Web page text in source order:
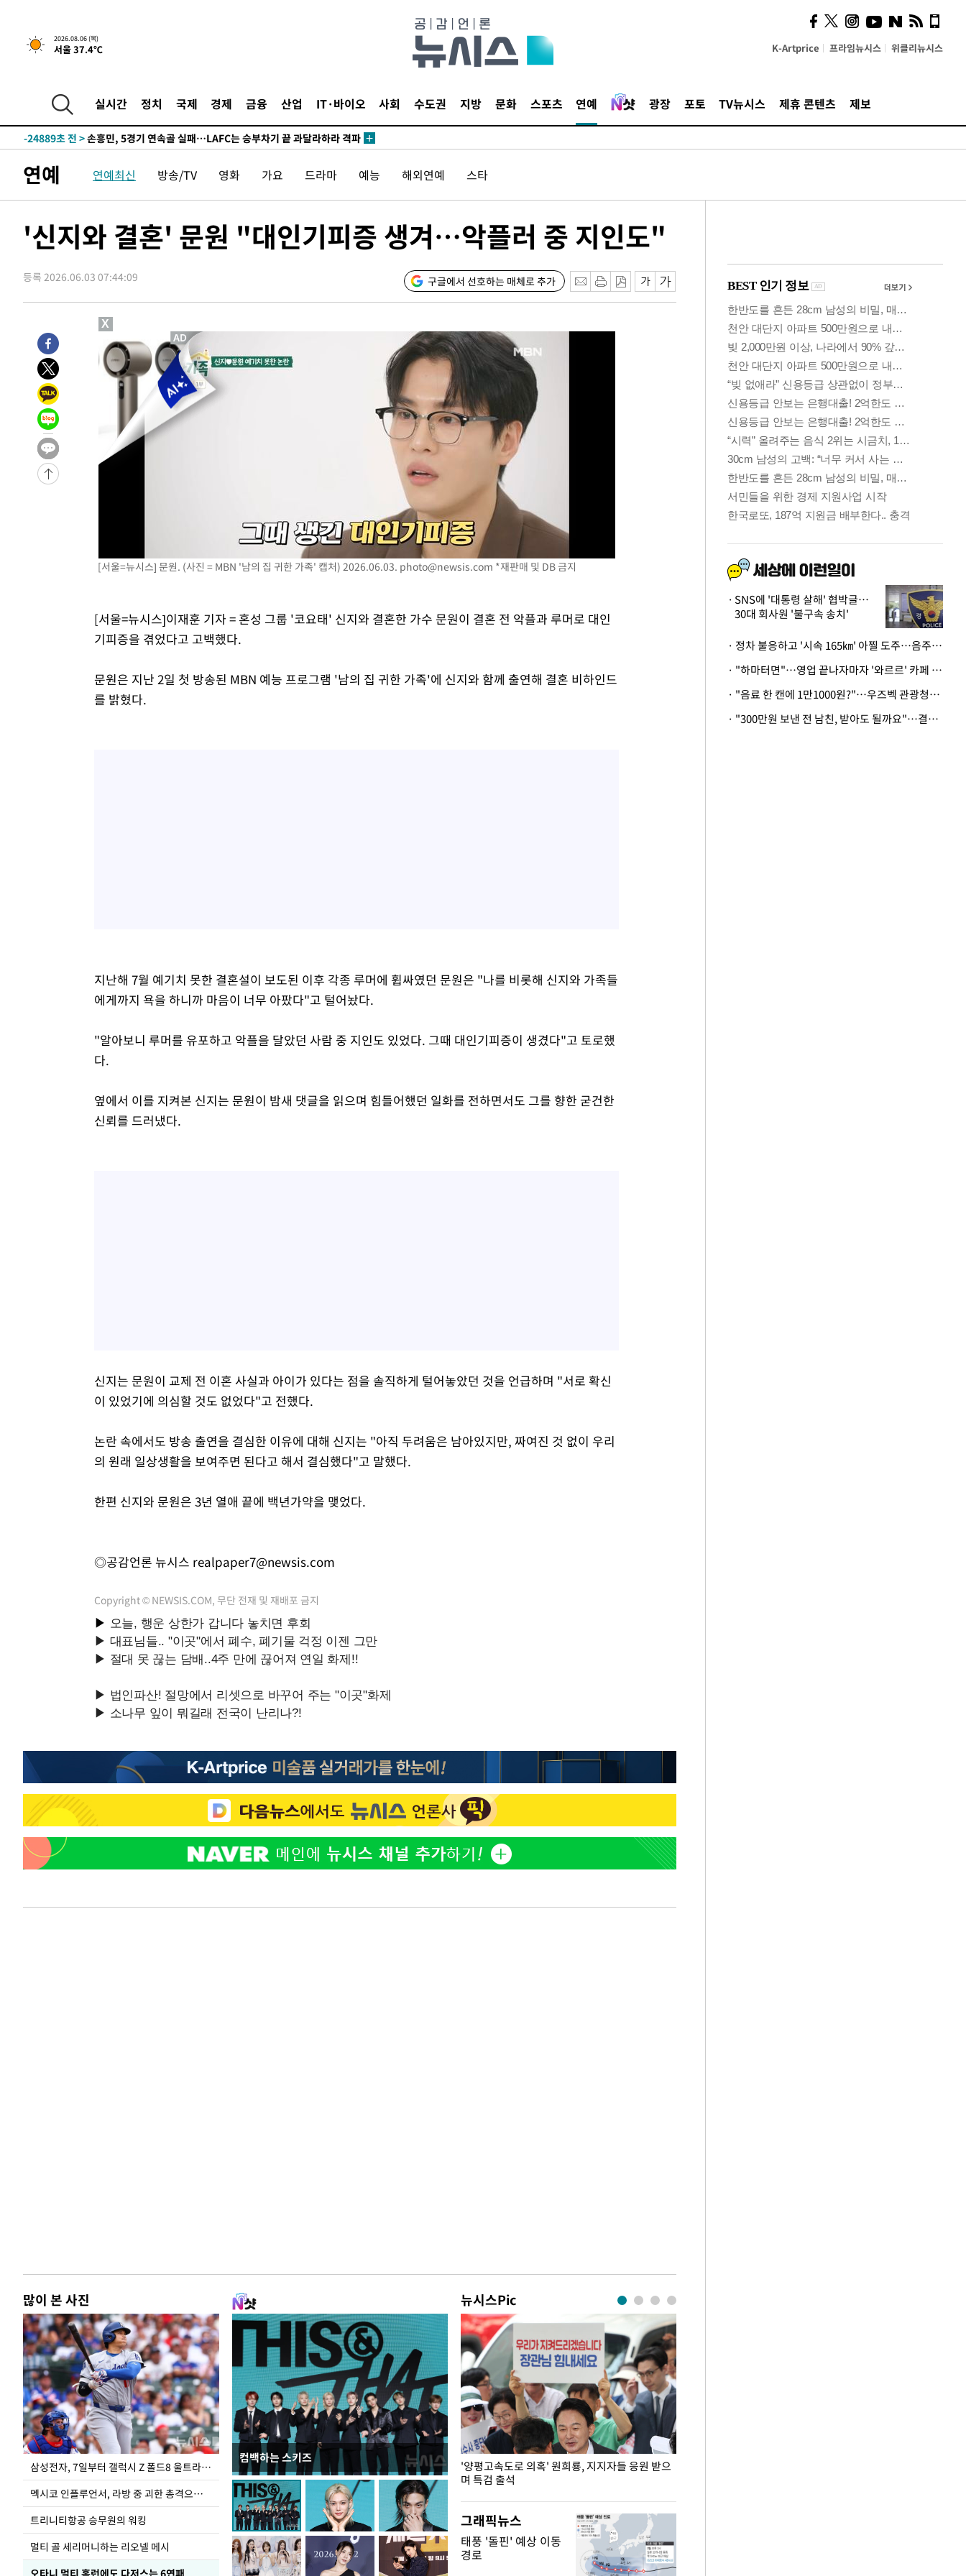
2026.08.06 (목)
서울 37.4℃ K-Artprice 프라임뉴시스 위클리뉴시스
실시간 정치 국제 경제 금융 산업 IT·바이오 사회 수도권 지방 문화 스포츠 연예 광장 포토 TV뉴시스 제휴 콘텐츠 제보
1시간 전 >[속보] 호르무즈 해협 이란-오만 협상 기대속 뉴욕증시 혼조 마감 다우
0.49%↑
-30450초 전 > [속보]코스닥, 800p 회복…0.26% 오른 801.67 마감
-30245초 전 >
[속보]원·달러 환율, 0.7원 내린 1423.8원 마감
-27844초 전 >
-24889초 전 >손흥민, 5경기 연속골 실패…LAFC는 승부차기 끝 과달라하라 격파
-17127초 전 >
트럼프, 한국계 진보 주지사 후보 맹공…"공산주의가 최대 위협"
-17105초 전 >"美간섭에 합의 지연"…트럼프, '이란 호르무즈 통제권' 수용할까
-12322초 전 >[속보]경찰, '홍명보 선임 논란' 대한축구협회·축구회관 등 압수수
상
-11502초 전 >[속보]코스피 매도사이드카 발동…4%대 급락
-10774초 전 >[속보]전남광주 초대 시민추천 부시장에 백승주·윤난실
서울 열대야 15일째 지속…비공식 '초열대야' 30도 넘어
-6902초 전 >
[속보]코스닥, 2.15포인트(0.27%) 내린 797.44 출발
-6885초 전 >
[속보]코스피, 119.51포인트(1.81%) 내린 6478.75 개장
-3332초 전 >
6월 경상수지 497.3억 달러…두 달 연속 사상 최대
-3283초 전 >
서울 낮 39도 '폭염중대경보'…40도 관측 가능성도
-645초 전 >
미 워싱턴주 스포캔 시의 통제불능 3개 산불, 방화선 일부 구축
1시간 전 >
[속보] 호르무즈 해협 이란-오만 협상 기대속 뉴욕증시 혼조 마감 다우
0.49%↑
-30470초 전 >
[속보]코스닥, 800p 회복…0.26% 오른 801.67 마감
-30400초 전 >
"여기 떨어졌다"…다누리, 스페이스X 로켓 달 충돌 흔적 포착
손흥민, 5경기 연속골 실패…LAFC는 승부차기 끝 과달라하라 격파
내일까지 39도 '펄펄'…기상청 "태풍 지나며 폭염 잠시 꺾인다"
[속보]산업장관 "李정부, 원전 반대 안해…안정 전력 위해 불가피"
[속보]경찰, '홍명보 선임 논란' 대한축구협회·축구회관 등 압수수
[속보]코스피 매도사이드카 발동…4%대 급락
[속보]전남광주 초대 시민추천 부시장에 백승주·윤난실
연예 연예최신 방송/TV 영화 가요 드라마 예능 해외연예 스타
'신지와 결혼' 문원 "대인기피증 생겨…악플러 중 지인도"
등록 2026.06.03 07:44:09 구글에서 선호하는 매체로 추가
[서울=뉴시스] 문원. (사진 = MBN '남의 집 귀한 가족' 캡처) 2026.06.03. photo@newsis.com *재판매 및 DB 금지
[서울=뉴시스]이재훈 기자 = 혼성 그룹 '코요태' 신지와 결혼한 가수 문원이 결혼 전 악플과 루머로 대인
기피증을 겪었다고 고백했다.
문원은 지난 2일 첫 방송된 MBN 예능 프로그램 '남의 집 귀한 가족'에 신지와 함께 출연해 결혼 비하인드
를 밝혔다.
지난해 7월 예기치 못한 결혼설이 보도된 이후 각종 루머에 휩싸였던 문원은 "나를 비롯해 신지와 가족들
에게까지 욕을 하니까 마음이 너무 아팠다"고 털어놨다.
"알아보니 루머를 유포하고 악플을 달았던 사람 중 지인도 있었다. 그때 대인기피증이 생겼다"고 토로했
다.
옆에서 이를 지켜본 신지는 문원이 밤새 댓글을 읽으며 힘들어했던 일화를 전하면서도 그를 향한 굳건한
신뢰를 드러냈다.
신지는 문원이 교제 전 이혼 사실과 아이가 있다는 점을 솔직하게 털어놓았던 것을 언급하며 "서로 확신
이 있었기에 의심할 것도 없었다"고 전했다.
논란 속에서도 방송 출연을 결심한 이유에 대해 신지는 "아직 두려움은 남아있지만, 짜여진 것 없이 우리
의 원래 일상생활을 보여주면 된다고 해서 결심했다"고 말했다.
한편 신지와 문원은 3년 열애 끝에 백년가약을 맺었다.
◎공감언론 뉴시스 realpaper7@newsis.com
Copyright © NEWSIS.COM, 무단 전재 및 재배포 금지
많이 본 사진
삼성전자, 7일부터 갤럭시 Z 폴드8 울트라·폴드8·플립8 출시
멕시코 인플루언서, 라방 중 괴한 총격으로 사망
트리니티항공 승무원의 워킹
멀티 골 세리머니하는 리오넬 메시
오타니 멀티 홈런에도 다저스는 6연패
컴백하는 스키즈
뉴시스Pic
이재명 대통령, "수사·기소 분리 관련 대비책 최
선 다해 강구해야"
'양평고속도로 의혹' 원희룡, 지지자들 응원 받으
며 특검 출석
그래픽뉴스
태풍 '돌핀' 예상 이동
경로
"5·8·9호선 출퇴근 혼잡,
정부 국비지원 필요"
SNS에 '대통령 살해' 협박글…
30대 회사원 '불구속 송치'
· 정차 불응하고 '시속 165㎞' 아찔 도주…음주운전자 체포
· "하마터면"…영업 끝나자마자 '와르르' 카페 테라스 덮친 대리석 외벽
· "음료 한 캔에 1만1000원?"…우즈벡 관광청까지 나섰다, 유튜버 폭로 후폭풍
· "300만원 보낸 전 남친, 받아도 될까요"…결혼 앞둔 예비신부의 뜻밖 고충
X